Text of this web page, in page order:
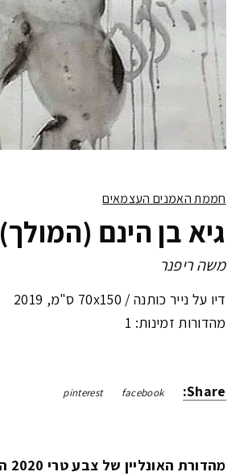
חממת האמנים העצמאים
גיא בן הינם (המולך)
משה ריפנר
דיו על נייר כותנה / 70x150 ס"מ ,
מהדורות זמינות: 1
Share:
facebook
pinterest
מהדורת האונליין של צבע טרי 2020 הסתיימה!